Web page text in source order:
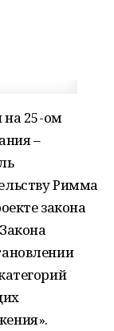
на 25-ом
–
Римма
закона